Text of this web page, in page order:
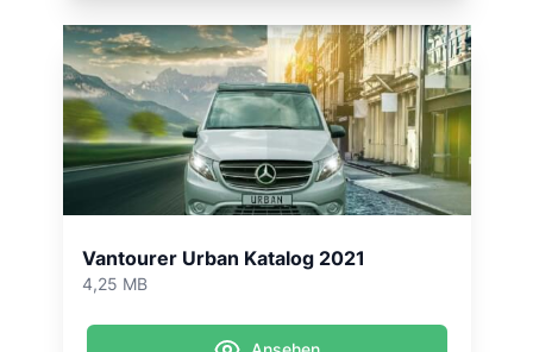
Vantourer Urban Katalog 2021
4,25 MB